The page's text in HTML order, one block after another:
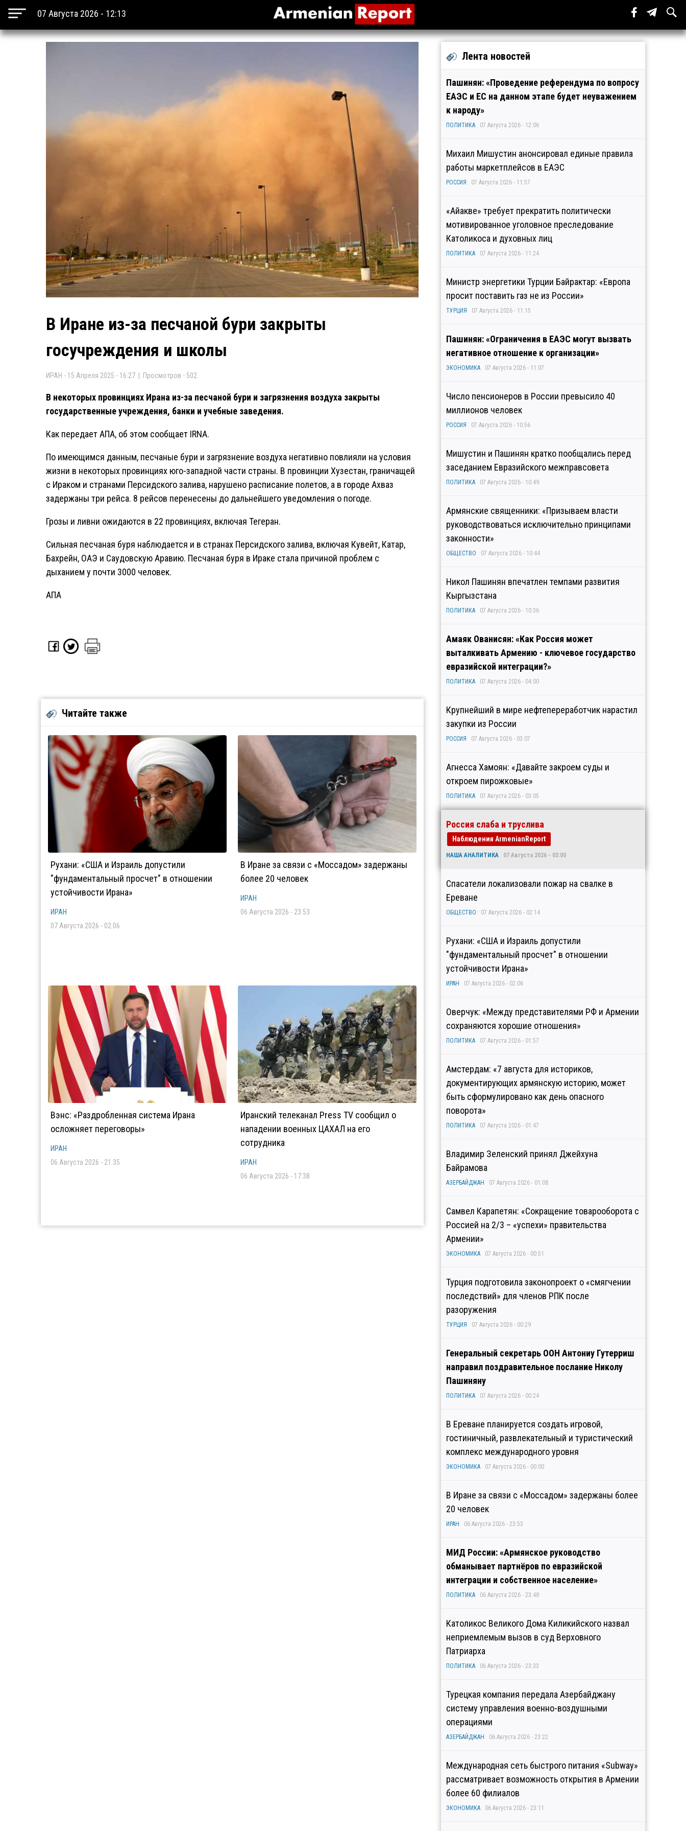
07 Августа 2026 - 12:13
В Иране из-за песчаной бури закрыты
госучреждения и школы
ИРАН - 15 Апреля 2025 - 16:27 | Просмотров - 502
В некоторых провинциях Ирана из-за песчаной бури и загрязнения воздуха закрыты
государственные учреждения, банки и учебные заведения.
Как передает AПA, об этом сообщает IRNA.
По имеющимся данным, песчаные бури и загрязнение воздуха негативно повлияли на условия
жизни в некоторых провинциях юго-западной части страны. В провинции Хузестан, граничащей
с Ираком и странами Персидского залива, нарушено расписание полетов, а в городе Ахваз
задержаны три рейса. 8 рейсов перенесены до дальнейшего уведомления о погоде.
Грозы и ливни ожидаются в 22 провинциях, включая Тегеран.
Сильная песчаная буря наблюдается и в странах Персидского залива, включая Кувейт, Катар,
Бахрейн, ОАЭ и Саудовскую Аравию. Песчаная буря в Ираке стала причиной проблем с
дыханием у почти 3000 человек.
АПА
Читайте также
Рухани: «США и Израиль допустили
"фундаментальный просчет" в отношении
устойчивости Ирана»
ИРАН
07 Августа 2026 - 02:06
В Иране за связи с «Моссадом» задержаны
более 20 человек
ИРАН
06 Августа 2026 - 23:53
Вэнс: «Раздробленная система Ирана
осложняет переговоры»
ИРАН
06 Августа 2026 - 21:35
Иранский телеканал Press TV сообщил о
нападении военных ЦАХАЛ на его
сотрудника
ИРАН
06 Августа 2026 - 17:38
Лента новостей
Пашинян: «Проведение референдума по вопросу
ЕАЭС и ЕС на данном этапе будет неуважением
к народу»
ПОЛИТИКА 07 Августа 2026 - 12:06
Михаил Мишустин анонсировал единые правила
работы маркетплейсов в ЕАЭС
РОССИЯ 07 Августа 2026 - 11:57
«Айакве» требует прекратить политически
мотивированное уголовное преследование
Католикоса и духовных лиц
ПОЛИТИКА 07 Августа 2026 - 11:24
Министр энергетики Турции Байрактар: «Европа
просит поставить газ не из России»
ТУРЦИЯ 07 Августа 2026 - 11:15
Пашинян: «Ограничения в ЕАЭС могут вызвать
негативное отношение к организации»
ЭКОНОМИКА 07 Августа 2026 - 11:07
Число пенсионеров в России превысило 40
миллионов человек
РОССИЯ 07 Августа 2026 - 10:56
Мишустин и Пашинян кратко пообщались перед
заседанием Евразийского межправсовета
ПОЛИТИКА 07 Августа 2026 - 10:49
Армянские священники: «Призываем власти
руководствоваться исключительно принципами
законности»
ОБЩЕСТВО 07 Августа 2026 - 10:44
Никол Пашинян впечатлен темпами развития
Кыргызстана
ПОЛИТИКА 07 Августа 2026 - 10:36
Амаяк Ованисян: «Как Россия может
выталкивать Армению - ключевое государство
евразийской интеграции?»
ПОЛИТИКА 07 Августа 2026 - 04:00
Крупнейший в мире нефтепереработчик нарастил
закупки из России
РОССИЯ 07 Августа 2026 - 03:07
Агнесса Хамоян: «Давайте закроем суды и
откроем пирожковые»
ПОЛИТИКА 07 Августа 2026 - 03:05
Россия слаба и труслива
Наблюдения ArmenianReport
НАША АНАЛИТИКА 07 Августа 2026 - 03:00
Спасатели локализовали пожар на свалке в
Ереване
ОБЩЕСТВО 07 Августа 2026 - 02:14
Рухани: «США и Израиль допустили
"фундаментальный просчет" в отношении
устойчивости Ирана»
ИРАН 07 Августа 2026 - 02:06
Оверчук: «Между представителями РФ и Армении
сохраняются хорошие отношения»
ПОЛИТИКА 07 Августа 2026 - 01:57
Амстердам: «7 августа для историков,
документирующих армянскую историю, может
быть сформулировано как день опасного
поворота»
ПОЛИТИКА 07 Августа 2026 - 01:47
Владимир Зеленский принял Джейхуна
Байрамова
АЗЕРБАЙДЖАН 07 Августа 2026 - 01:08
Самвел Карапетян: «Сокращение товарооборота с
Россией на 2/3 – «успехи» правительства
Армении»
ЭКОНОМИКА 07 Августа 2026 - 00:51
Турция подготовила законопроект о «смягчении
последствий» для членов РПК после
разоружения
ТУРЦИЯ 07 Августа 2026 - 00:29
Генеральный секретарь ООН Антониу Гутерриш
направил поздравительное послание Николу
Пашиняну
ПОЛИТИКА 07 Августа 2026 - 00:24
В Ереване планируется создать игровой,
гостиничный, развлекательный и туристический
комплекс международного уровня
ЭКОНОМИКА 07 Августа 2026 - 00:00
В Иране за связи с «Моссадом» задержаны более
20 человек
ИРАН 06 Августа 2026 - 23:53
МИД России: «Армянское руководство
обманывает партнёров по евразийской
интеграции и собственное население»
ПОЛИТИКА 06 Августа 2026 - 23:48
Католикос Великого Дома Киликийского назвал
неприемлемым вызов в суд Верховного
Патриарха
ПОЛИТИКА 06 Августа 2026 - 23:33
Турецкая компания передала Азербайджану
систему управления военно-воздушными
операциями
АЗЕРБАЙДЖАН 06 Августа 2026 - 23:22
Международная сеть быстрого питания «Subway»
рассматривает возможность открытия в Армении
более 60 филиалов
ЭКОНОМИКА 06 Августа 2026 - 23:11